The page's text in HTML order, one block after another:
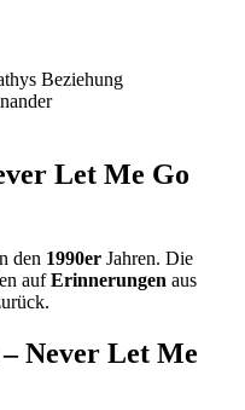
Beziehung
Let Me Go
den 1990er Jahren. Die
aufErinnerungen aus
Never Let Me